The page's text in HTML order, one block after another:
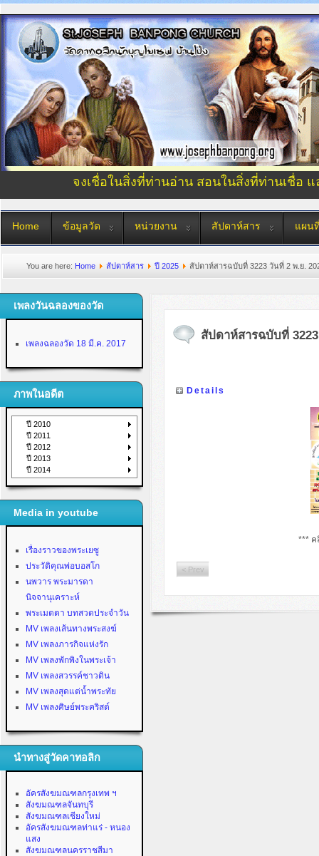
จงเชื่อในสิ่งที่ท่านอ่าน สอนในสิ่งที่ท่านเชื่อ
Home ข้อมูลวัด หน่วยงาน สัปดาห์สาร แผน
You are here: Home สัปดาห์สาร ปี 2025 สัปดาห์สารฉบับที่ 3223 วันที่ 2 พ.ย.
เพลงวันฉลองของวัด
เพลงฉลองวัด 18 มี.ค. 2017
ภาพในอดีต
ปี 2010
ปี 2011
ปี 2012
ปี 2013
ปี 2014
Media in youtube
เรื่องราวของพระเยซู
ประวัติคุณพ่อบอสโก
นพวาร พระมารดา
นิจจานุเคราะห์
พระเมตตา บทสวดประจำวัน
MV เพลงเส้นทางพระสงฆ์
MV เพลงภารกิจแห่งรัก
MV เพลงพักพิงในพระเจ้า
MV เพลงสวรรค์ชาวดิน
MV เพลงสุดแต่น้ำพระทัย
MV เพลงศิษย์พระคริสต์
นำทางสู่วัดคาทอลิก
อัครสังฆมณฑลกรุงเทพ ฯ
สังฆมณฑลจันทบุรี
สังฆมณฑลเชียงใหม่
อัครสังฆมณฑลท่าแร่ - หนอง
แสง
สังฆมณฑลนครราชสีมา
สัปดาห์สารฉบับที่
Details
*** ค
< Prev